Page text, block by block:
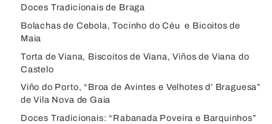
Doces Tradicionais de Braga
Bolachas de Cebola, Tocinho do Céu e Bicoitos de
Maia
Torta de Viana, Biscoitos de Viana, Viños de Viana do
Castelo
Viño do Porto, “Broa de Avintes e Velhotes d’ Braguesa”
de Vila Nova de Gaia
Doces Tradicionais: “Rabanada Poveira e Barquinhos”